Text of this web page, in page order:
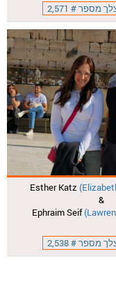
מספר # 2,571
Esther Katz
&
Ephraim Seif
מספר # 2,538